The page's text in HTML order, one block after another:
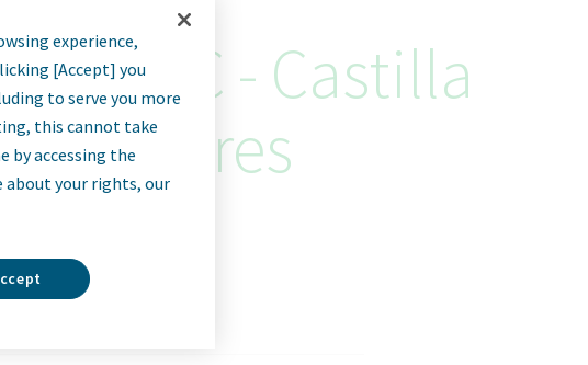
OTC - Castilla
Cáceres
experience,
[Accept] you
to serve you more
this cannot take
by accessing the
your rights, our